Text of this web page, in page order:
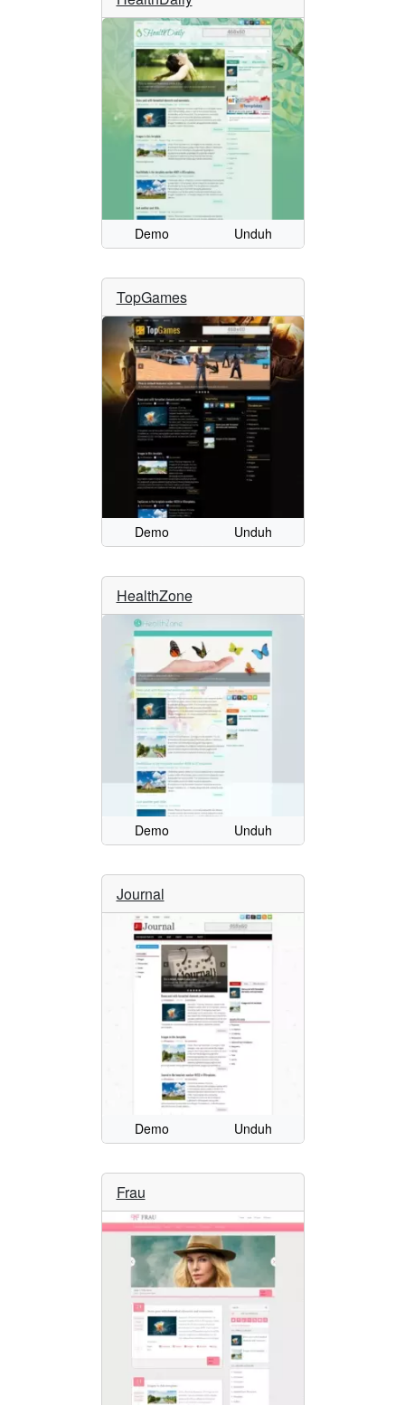
Demo Unduh
TopGames
Demo Unduh
HealthZone
Demo Unduh
Journal
Demo Unduh
Frau